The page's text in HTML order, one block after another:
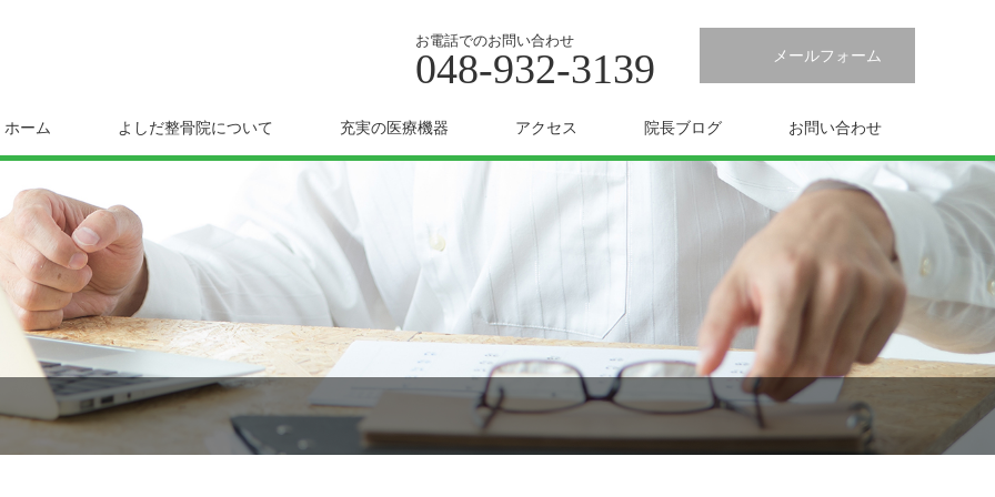
お電話でのお問い合わせ
048-932-3139 メールフォーム
ホーム よしだ整骨院について 充実の医療機器 アクセス 院長ブログ お問い合わせ